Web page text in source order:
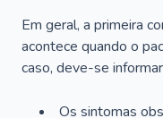
Em geral, a primeira
acontece quando o
caso, deve-se
Os sintomas